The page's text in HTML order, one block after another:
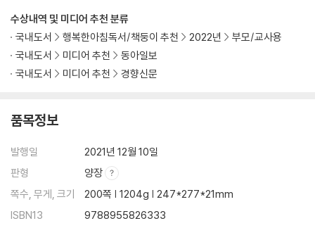
수상내역 및 미디어 추천 분류
국내도서
행복한아침독서/책둥이 추천 2022년
부모/교사용
국내도서
미디어 추천
동아일보
국내도서
미디어 추천 경향신문
품목정보
발행일
2021년 12월 10일
판형
양장
쪽수, 무게, 크기
200쪽 | 1204g | 247*277*21mm
ISBN13
9788955826333